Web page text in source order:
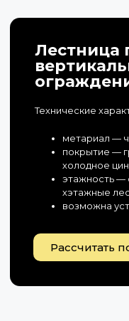
Лестница
Технические
метариал —
покрытие —
холодное
этажность —
хэтажные
возможна
Рассчитать